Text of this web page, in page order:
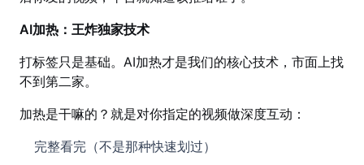
AI加热：王炸独家技术
打标签只是基础。AI加热才是我们的核心技术，市面上找
不到第二家。
加热是干嘛的？就是对你指定的视频做深度互动：
完整看完（不是那种快速划过）